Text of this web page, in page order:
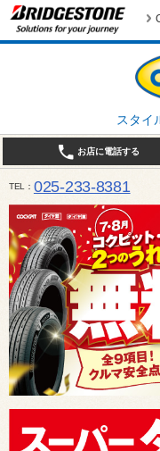
スタイ
お店に電話する
TEL 025-233-8381
営業時間は10:00～18:30 作業、商